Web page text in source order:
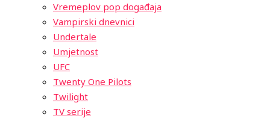
Vremeplov pop događaja
Vampirski dnevnici
Undertale
Umjetnost
UFC
Twenty One Pilots
Twilight
TV serije